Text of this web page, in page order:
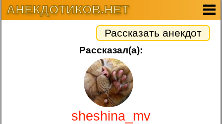
АНЕКДОТИКОВ.НЕТ
Рассказать анекдот
Рассказал(а):
sheshina_mv